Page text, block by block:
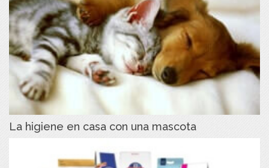
La higiene en casa con una mascota